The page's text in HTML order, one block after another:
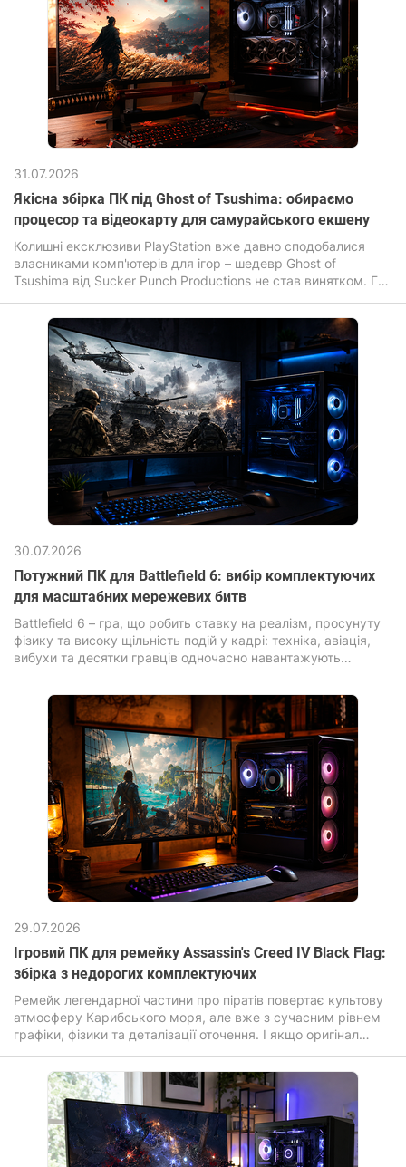
31.07.2026
Якісна збірка ПК під Ghost of Tsushima: обираємо
процесор та відеокарту для самурайського екшену
Колишні ексклюзиви PlayStation вже давно сподобалися
власниками комп'ютерів для ігор – шедевр Ghost of
Tsushima від Sucker Punch Productions не став винятком. Гра
летять за вітром та неймовірною кінематографічністю
динамічних поєдинків на катанах.
30.07.2026
Потужний ПК для Battlefield 6: вибір комплектуючих
для масштабних мережевих битв
Battlefield 6 – гра, що робить ставку на реалізм, просунуту
фізику та високу щільність подій у кадрі: техніка, авіація,
вибухи та десятки гравців одночасно навантажують
новинок.
29.07.2026
Ігровий ПК для ремейку Assassin's Creed IV Black Flag:
збірка з недорогих комплектуючих
Ремейк легендарної частини про піратів повертає культову
атмосферу Карибського моря, але вже з сучасним рівнем
графіки, фізики та деталізації оточення. І якщо оригінал
Assassin's Creed Black Flag Resynced посилює візуальну
частину: перероблені текстури, покращене освітлення,
реалістична вода та «живіший» відкритий світ. Гра
перенесена на просунутий рушій Anvil з підтримкою
ілюмінування та трасування променів.